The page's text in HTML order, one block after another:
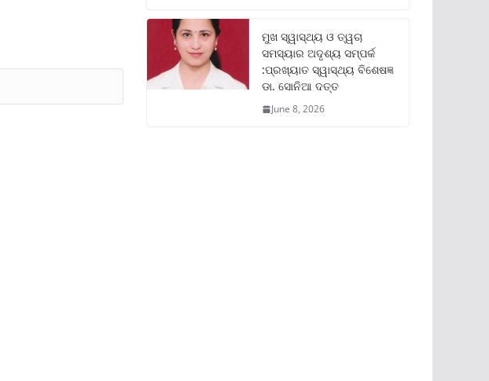
ମୁଖ ସ୍ୱାସ୍ଥ୍ୟ ଓ ତ୍ୱଚା
ସମସ୍ୟାର ଅଦୃଶ୍ୟ ସମ୍ପର୍କ
:ପ୍ରଖ୍ୟାତ ସ୍ୱାସ୍ଥ୍ୟ ବିଶେଷଜ୍ଞ
ଡା. ସୋନିଆ ଦତ୍ତ
June 8, 2026